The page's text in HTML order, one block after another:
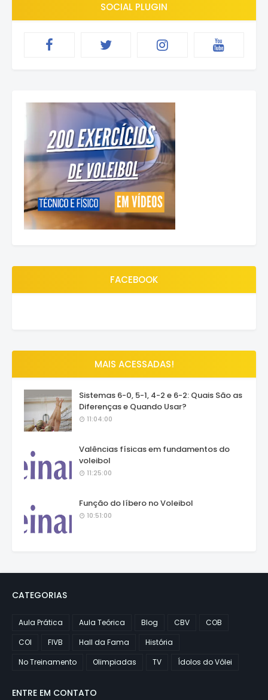
SOCIAL PLUGIN
FACEBOOK
MAIS ACESSADAS!
Sistemas 6-0, 5-1, 4-2 e 6-2: Quais São as
Diferenças e Quando Usar?
11:04:00
Valências físicas em fundamentos do
voleibol
11:25:00
Função do líbero no Voleibol
10:51:00
CATEGORIAS
Aula Prática Aula Teórica Blog CBV
COB
COI
FIVB Hall da Fama
História
No Treinamento
Olimpiadas TV Ídolos do Vôlei
ENTRE EM CONTATO